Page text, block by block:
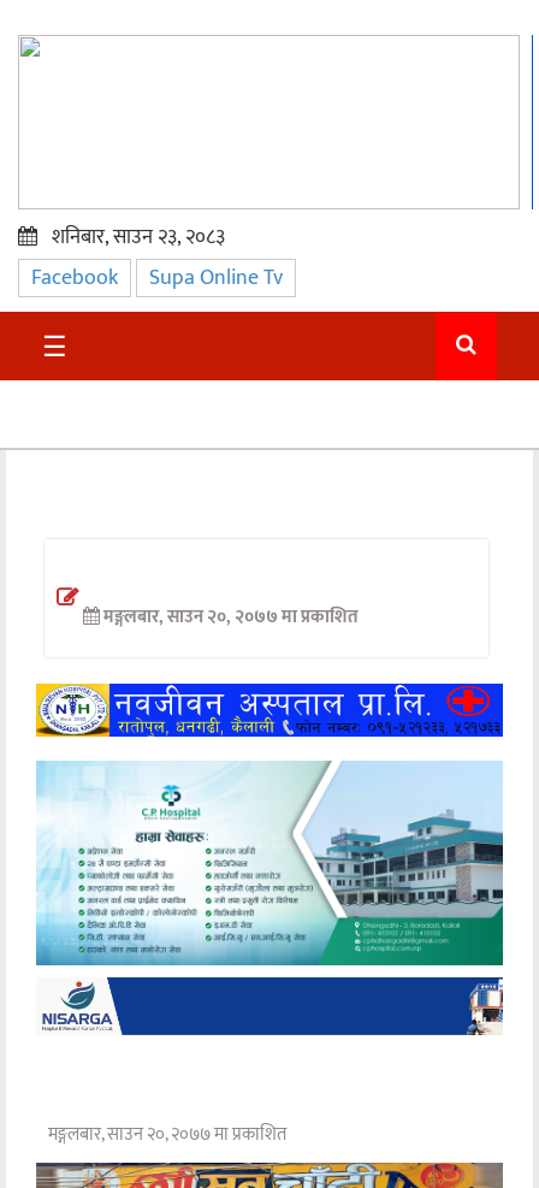
प्रमुख
समाचार
सुदुर
अन्तर्वार्ता
खेलकुद
मनोरञ्जन
अन्य
शनिबार, साउन २३, २०८३
Facebook Supa Online Tv
☰
मङ्गलबार, साउन २०, २०७७ मा प्रकाशित
मङ्गलबार, साउन २०, २०७७ मा प्रकाशित